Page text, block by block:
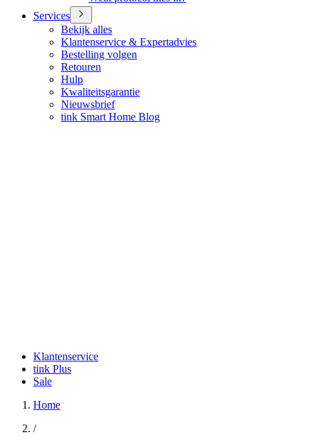
Services
Bekijk alles
Klantenservice & Expertadvies
Bestelling volgen
Retouren
Hulp
Kwaliteitsgarantie
Nieuwsbrief
tink Smart Home Blog
Klantenservice
tink Plus
Sale
Home
/